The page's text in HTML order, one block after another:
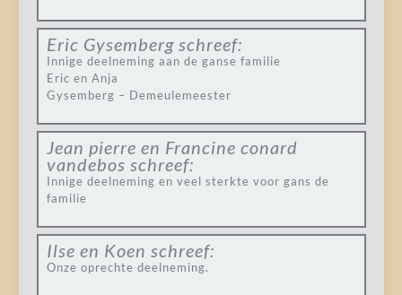
Eric Gysemberg schreef:
Innige deelneming aan de ganse familie
Eric en Anja
Gysemberg – Demeulemeester
Jean pierre en Francine conard
vandebos schreef:
Innige deelneming en veel sterkte voor gans de
familie
Ilse en Koen schreef:
Onze oprechte deelneming.